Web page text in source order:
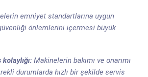
emniyet standartlarına uygun
önlemlerini içermesi büyük
Makinelerin bakımı ve onarımı
durumlarda hızlı bir şekilde servis